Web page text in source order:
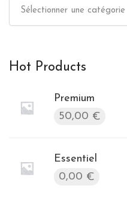
Sélectionner une catégorie
Hot Products
Premium
50,00 €
Essentiel
0,00 €